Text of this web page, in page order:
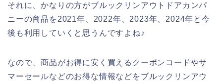
それに、かなりの方がブルックリンアウトドアカンパ
ニーの商品を2021年、2022年、2023年、2024年と今
後も利用していくと思うんですよね♪
なので、商品がお得に安く買えるクーポンコードやサ
マーセールなどのお得な情報などをブルックリンアウ